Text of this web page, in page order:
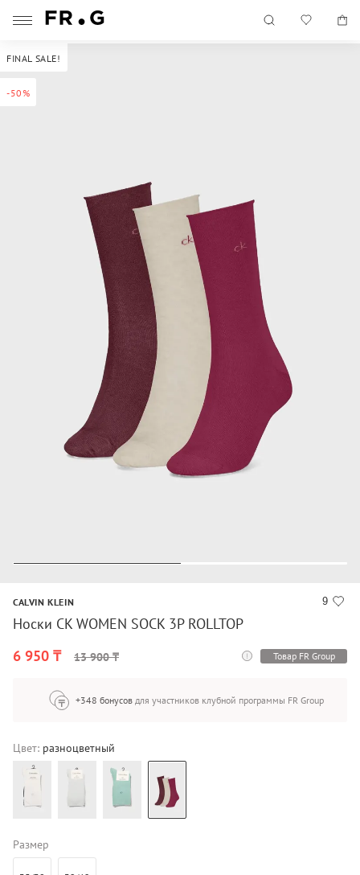
-50%
FINAL SALE!
9
CALVIN KLEIN
Носки CK WOMEN SOCK 3P ROLLTOP
6 950 ₸
13 900 ₸ Товар FR Group
+348 бонусов для участников клубной программы FR Group
Цвет: разноцветный
Размер